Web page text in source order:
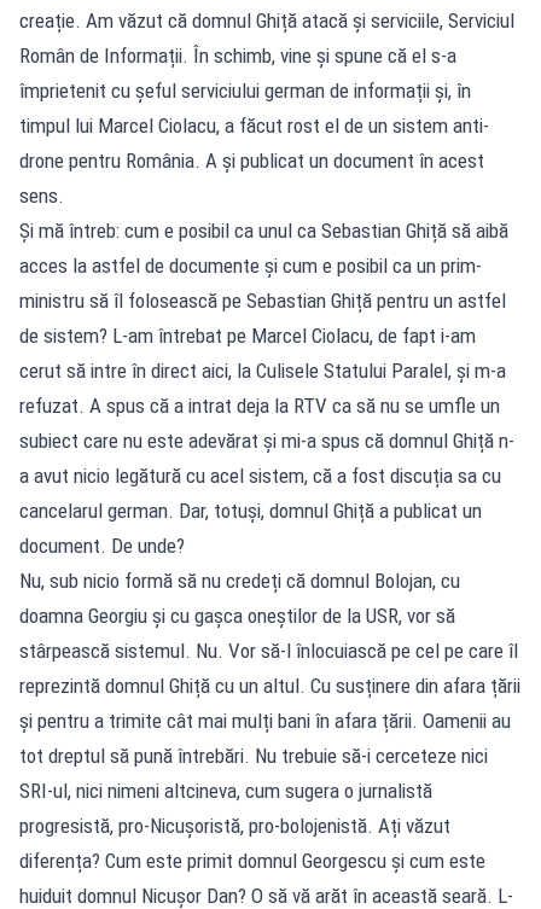
creație. Am văzut că domnul Ghiță atacă și serviciile, Serviciul
Român de Informații. În schimb, vine și spune că el s-a
împrietenit cu șeful serviciului german de informații și, în
timpul lui Marcel Ciolacu, a făcut rost el de un sistem anti-
drone pentru România. A și publicat un document în acest
sens.
Și mă întreb: cum e posibil ca unul ca Sebastian Ghiță să aibă
acces la astfel de documente și cum e posibil ca un prim-
ministru să îl folosească pe Sebastian Ghiță pentru un astfel
de sistem? L-am întrebat pe Marcel Ciolacu, de fapt i-am
cerut să intre în direct aici, la Culisele Statului Paralel, și m-a
refuzat. A spus că a intrat deja la RTV ca să nu se umfle un
subiect care nu este adevărat și mi-a spus că domnul Ghiță n-
a avut nicio legătură cu acel sistem, că a fost discuția sa cu
cancelarul german. Dar, totuși, domnul Ghiță a publicat un
document. De unde?
Nu, sub nicio formă să nu credeți că domnul Bolojan, cu
doamna Georgiu și cu gașca oneștilor de la USR, vor să
stârpească sistemul. Nu. Vor să-l înlocuiască pe cel pe care îl
reprezintă domnul Ghiță cu un altul. Cu susținere din afara țării
și pentru a trimite cât mai mulți bani în afara țării. Oamenii au
tot dreptul să pună întrebări. Nu trebuie să-i cerceteze nici
SRI-ul, nici nimeni altcineva, cum sugera o jurnalistă
progresistă, pro-Nicușoristă, pro-bolojenistă. Ați văzut
diferența? Cum este primit domnul Georgescu și cum este
huiduit domnul Nicușor Dan? O să vă arăt în această seară. L-